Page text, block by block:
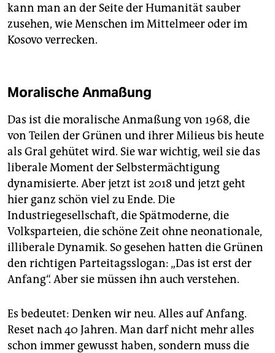
kann man an der Seite der Humanität sauber
zusehen, wie Menschen im Mittelmeer oder im
Kosovo verrecken.
Moralische Anmaßung
Das ist die moralische Anmaßung von 1968, die
von Teilen der Grünen und ihrer Milieus bis heute
als Gral gehütet wird. Sie war wichtig, weil sie das
liberale Moment der Selbstermächtigung
dynamisierte. Aber jetzt ist 2018 und jetzt geht
hier ganz schön viel zu Ende. Die
Industriegesellschaft, die Spätmoderne, die
Volksparteien, die schöne Zeit ohne neonationale,
illiberale Dynamik. So gesehen hatten die Grünen
den richtigen Parteitagsslogan: „Das ist erst der
Anfang“. Aber sie müssen ihn auch verstehen.
Es bedeutet: Denken wir neu. Alles auf Anfang.
Reset nach 40 Jahren. Man darf nicht mehr alles
schon immer gewusst haben, sondern muss die